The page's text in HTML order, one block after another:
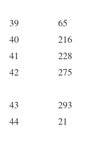
39
65
40
216
41
228
42
275
43
293
44
21